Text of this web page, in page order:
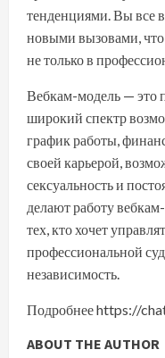
тенденциями. Вы все
новыми вызовами, что
не только в
Вебкам-модель — это
широкий спектр
график работы,
своей карьерой,
сексуальность и
делают работу
тех, кто хочет
профессиональной
независимость.
Подробнее https://
ABOUT THE AUTHOR